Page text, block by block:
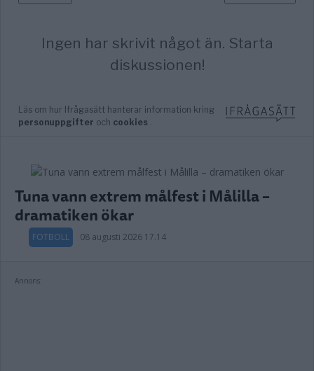
Tuna vann extrem målfest i Målilla –
dramatiken ökar
FOTBOLL 08 augusti 2026 17.14
Annons: